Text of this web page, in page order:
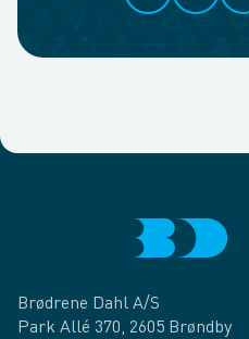
Brødrene Dahl A/S
Park Allé 370, 2605 Brøndby